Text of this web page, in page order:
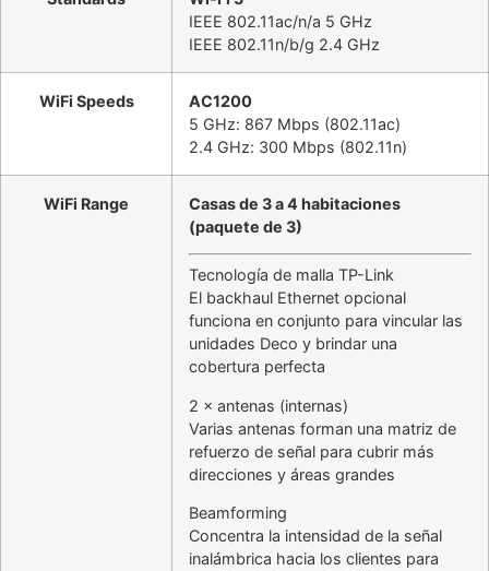
IEEE 802.11ac/n/a 5 GHz
IEEE 802.11n/b/g 2.4 GHz
WiFi Speeds
AC1200
5 GHz: 867 Mbps (802.11ac)
2.4 GHz: 300 Mbps (802.11n)
WiFi Range
Casas de 3 a 4 habitaciones
(paquete de 3)
Tecnología de malla TP-Link
El backhaul Ethernet opcional
funciona en conjunto para vincular las
unidades Deco y brindar una
cobertura perfecta
2 × antenas (internas)
Varias antenas forman una matriz de
refuerzo de señal para cubrir más
direcciones y áreas grandes
Beamforming
Concentra la intensidad de la señal
inalámbrica hacia los clientes para